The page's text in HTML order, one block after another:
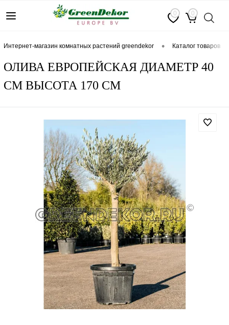
0 0
интернет-магазин комнатных растений greendekor • каталог товаров
ОЛИВА ЕВРОПЕЙСКАЯ ДИАМЕТР 40
СМ ВЫСОТА 170 СМ